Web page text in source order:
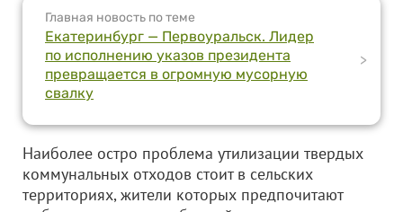
Главная новость по теме
Екатеринбург — Первоуральск. Лидер
по исполнению указов президента
превращается в огромную мусорную
свалку
>
Наиболее остро проблема утилизации твердых
коммунальных отходов стоит в сельских
территориях, жители которых предпочитают